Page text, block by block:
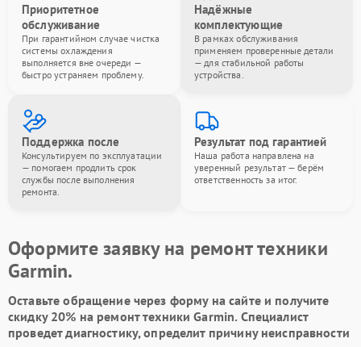
Приоритетное
обслуживание
При гарантийном случае чистка
системы охлаждения
выполняется вне очереди —
быстро устраняем проблему.
Надёжные
комплектующие
В рамках обслуживания
применяем проверенные детали
— для стабильной работы
устройства.
Поддержка после
Консультируем по эксплуатации
— помогаем продлить срок
службы после выполнения
ремонта.
Результат под гарантией
Наша работа направлена на
уверенный результат — берём
ответственность за итог.
Оформите заявку на ремонт техники
Garmin.
Оставьте обращение через форму на сайте и получите
скидку 20% на ремонт техники Garmin. Специалист
проведет диагностику, определит причину неисправности